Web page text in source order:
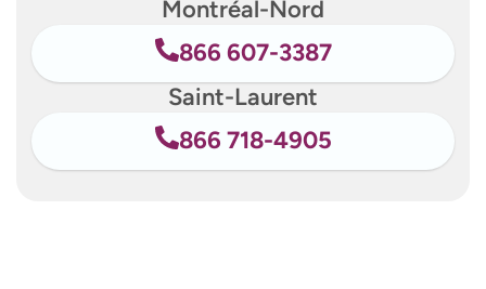
Montréal-Nord
866 607-3387
Saint-Laurent
866 718-4905